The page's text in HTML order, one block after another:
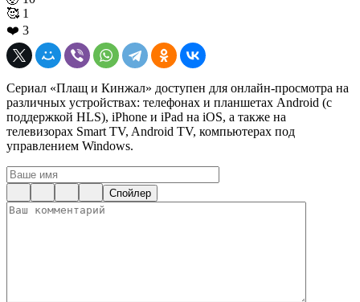
🥰 1
❤️ 3
Сериал «Плащ и Кинжал» доступен для онлайн-просмотра на
различных устройствах: телефонах и планшетах Android (с
поддержкой HLS), iPhone и iPad на iOS, а также на
телевизорах Smart TV, Android TV, компьютерах под
управлением Windows.
Спойлер